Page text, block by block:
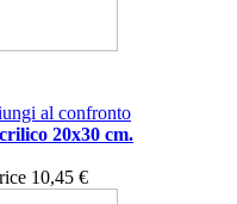
al confronto
20x30 cm.
10,45 €